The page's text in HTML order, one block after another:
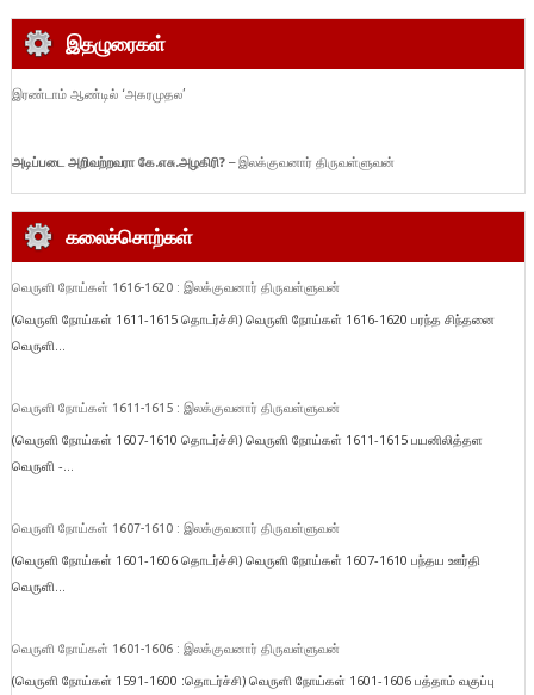
இதழுரைகள்
இரண்டாம் ஆண்டில் ‘அகரமுதல’
அடிப்படை அறிவற்றவரா கே.எசு.அழகிரி?– இலக்குவனார் திருவள்ளுவன்
கலைச்சொற்கள்
வெருளி நோய்கள் 1616-1620 : இலக்குவனார் திருவள்ளுவன்
(வெருளி நோய்கள் 1611-1615 தொடர்ச்சி) வெருளி நோய்கள் 1616-1620 பரந்த சிந்தனை
வெருளி...
வெருளி நோய்கள் 1611-1615 : இலக்குவனார் திருவள்ளுவன்
(வெருளி நோய்கள் 1607-1610 தொடர்ச்சி) வெருளி நோய்கள் 1611-1615 பயனிலித்தள
வெருளி -...
வெருளி நோய்கள் 1607-1610 : இலக்குவனார் திருவள்ளுவன்
(வெருளி நோய்கள் 1601-1606 தொடர்ச்சி) வெருளி நோய்கள் 1607-1610 பந்தய ஊர்தி
வெருளி...
வெருளி நோய்கள் 1601-1606 : இலக்குவனார் திருவள்ளுவன்
(வெருளி நோய்கள் 1591-1600 :தொடர்ச்சி) வெருளி நோய்கள் 1601-1606 பத்தாம் வகுப்பு